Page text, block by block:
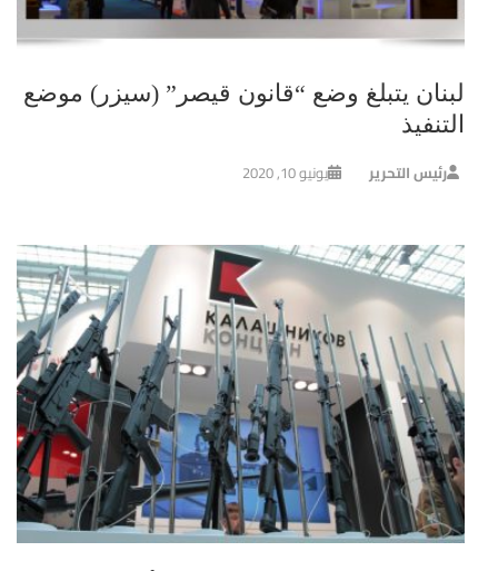
لبنان يتبلغ وضع “قانون قيصر” (سيزر) موضع
التنفيذ
رئيس التحرير يونيو 10, 2020